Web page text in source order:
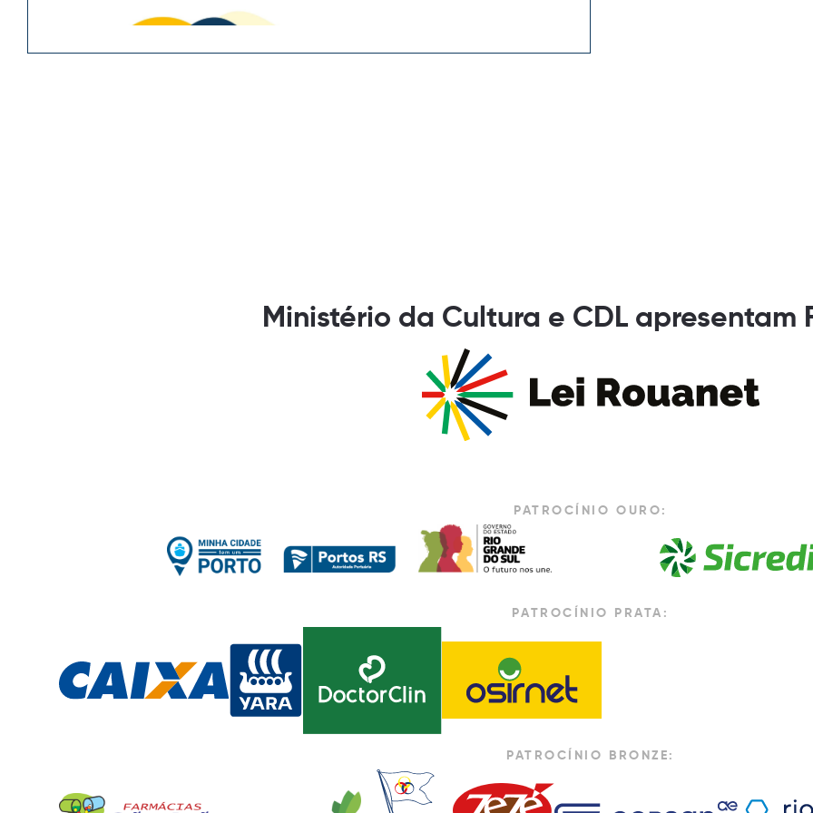
Ministério da Cultura e CDL apresentam
PATROCÍNIO OURO:
PATROCÍNIO PRATA:
PATROCÍNIO BRONZE: